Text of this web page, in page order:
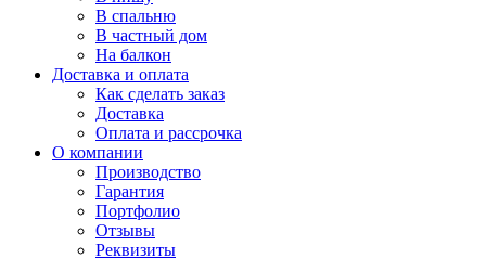
В спальню
В частный дом
На балкон
Доставка и оплата
Как сделать заказ
Доставка
Оплата и рассрочка
О компании
Производство
Гарантия
Портфолио
Отзывы
Реквизиты